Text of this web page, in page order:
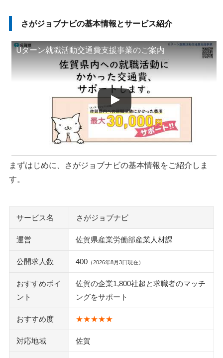
さがジョブナビの基本情報とサービス紹介
Uターン就職活動交通費支援事業のご案内
まずはじめに、さがジョブナビの基本情報をご紹介しま
す。
サービス名 さがジョブナビ
運営 佐賀県産業労働部産業人材課
公開求人数 400 （2026年8月3日現在）
おすすめポイ
ント
佐賀の企業1,800社超と求職者のマッチ
ングをサポート
おすすめ度 ★★★★★
対応地域 佐賀